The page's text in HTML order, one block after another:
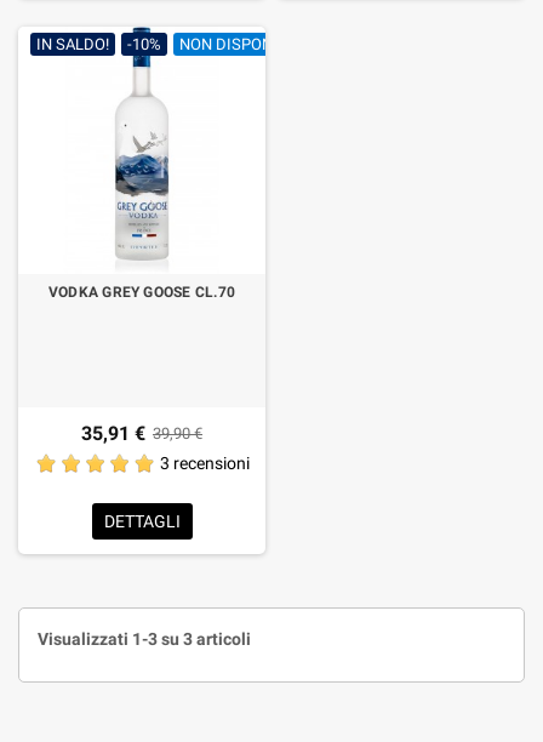
IN SALDO! -10% NON DISPONIBILE
VODKA GREY GOOSE CL.70
35,91 € 39,90 €
3 recensioni
DETTAGLI
Visualizzati 1-3 su 3 articoli